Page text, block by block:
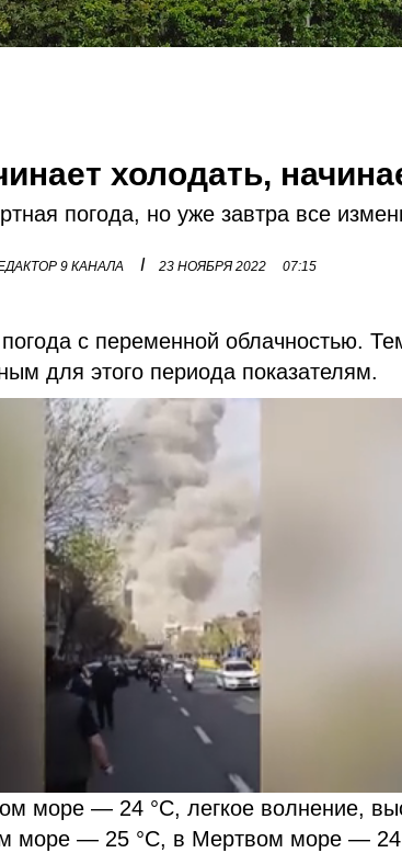
холодать,
погода, но уже завтра все
9 КАНАЛА I 23 НОЯБРЯ 2022 07:15
с переменной облачностью.
для этого периода показателям.
море — 24 °С, легкое волнение,
море — 25 °С, в Мертвом море — 24